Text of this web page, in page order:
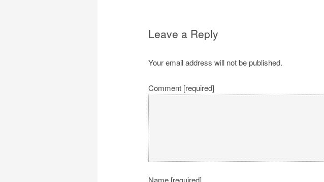
Leave a Reply
Your email address will not be published.
Comment [required]